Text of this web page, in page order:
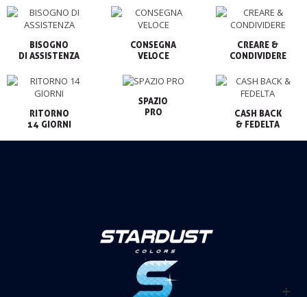
BISOGNO
CONSEGNA
VELOCE
CREARE &
CONDIVIDERE
RITORNO
14 GIORNI
SPAZIO
PRO
CASH BACK
& FEDELTA